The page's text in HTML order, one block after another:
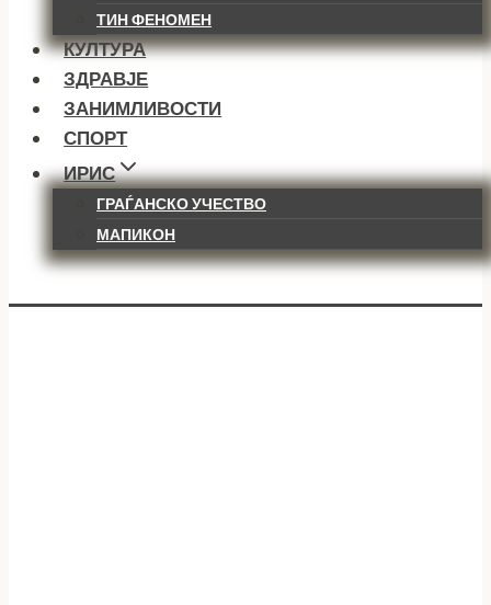
ТИН ФЕНОМЕН
КУЛТУРА
ЗДРАВЈЕ
ЗАНИМЛИВОСТИ
СПОРТ
ИРИС
ГРАЃАНСКО УЧЕСТВО
МАПИКОН